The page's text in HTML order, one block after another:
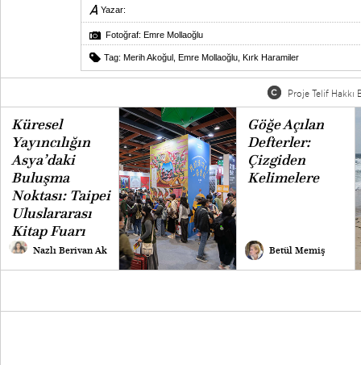
Yazar:
Fotoğraf: Emre Mollaoğlu
Tag: Merih Akoğul Emre Mollaoğlu Kırk Haramiler
Proje Telif Hakkı
Küresel
Yayıncılığın
Asya’daki
Buluşma
Noktası: Taipei
Uluslararası
Kitap Fuarı
Nazlı Berivan Ak
Göğe Açılan
Defterler:
Çizgiden
Kelimelere
Betül Memiş